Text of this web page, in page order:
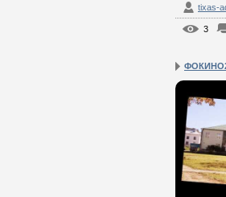
tixas-
3